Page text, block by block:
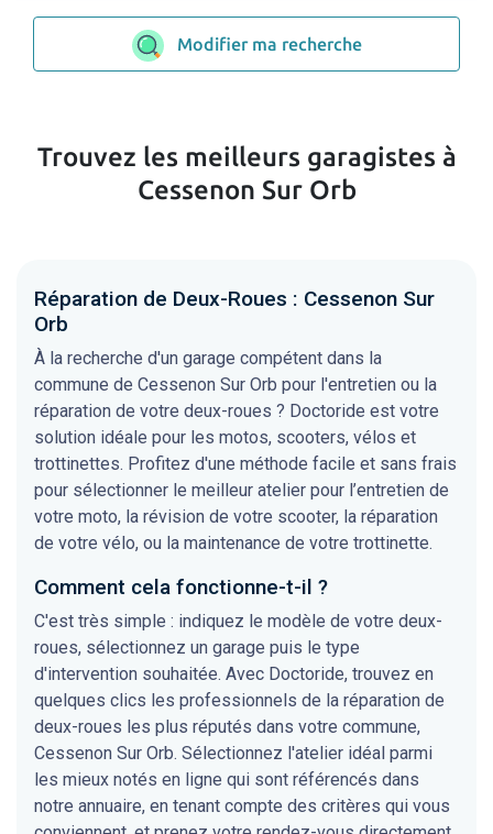
Modifier ma recherche
Trouvez les meilleurs garagistes à
Cessenon Sur Orb
Réparation de Deux-Roues : Cessenon Sur
Orb
À la recherche d'un garage compétent dans la
commune de Cessenon Sur Orb pour l'entretien ou la
réparation de votre deux-roues ? Doctoride est votre
solution idéale pour les motos, scooters, vélos et
trottinettes. Profitez d'une méthode facile et sans frais
pour sélectionner le meilleur atelier pour l’entretien de
votre moto, la révision de votre scooter, la réparation
de votre vélo, ou la maintenance de votre trottinette.
Comment cela fonctionne-t-il ?
C'est très simple : indiquez le modèle de votre deux-
roues, sélectionnez un garage puis le type
d'intervention souhaitée. Avec Doctoride, trouvez en
quelques clics les professionnels de la réparation de
deux-roues les plus réputés dans votre commune,
Cessenon Sur Orb. Sélectionnez l'atelier idéal parmi
les mieux notés en ligne qui sont référencés dans
notre annuaire, en tenant compte des critères qui vous